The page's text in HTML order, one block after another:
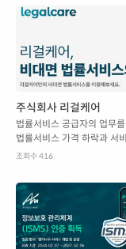
주식회사 리걸케어
법률서비스 공급자의 업무
법률서비스 가격 하락과 서
준화를 실현합니다.
조회수 416